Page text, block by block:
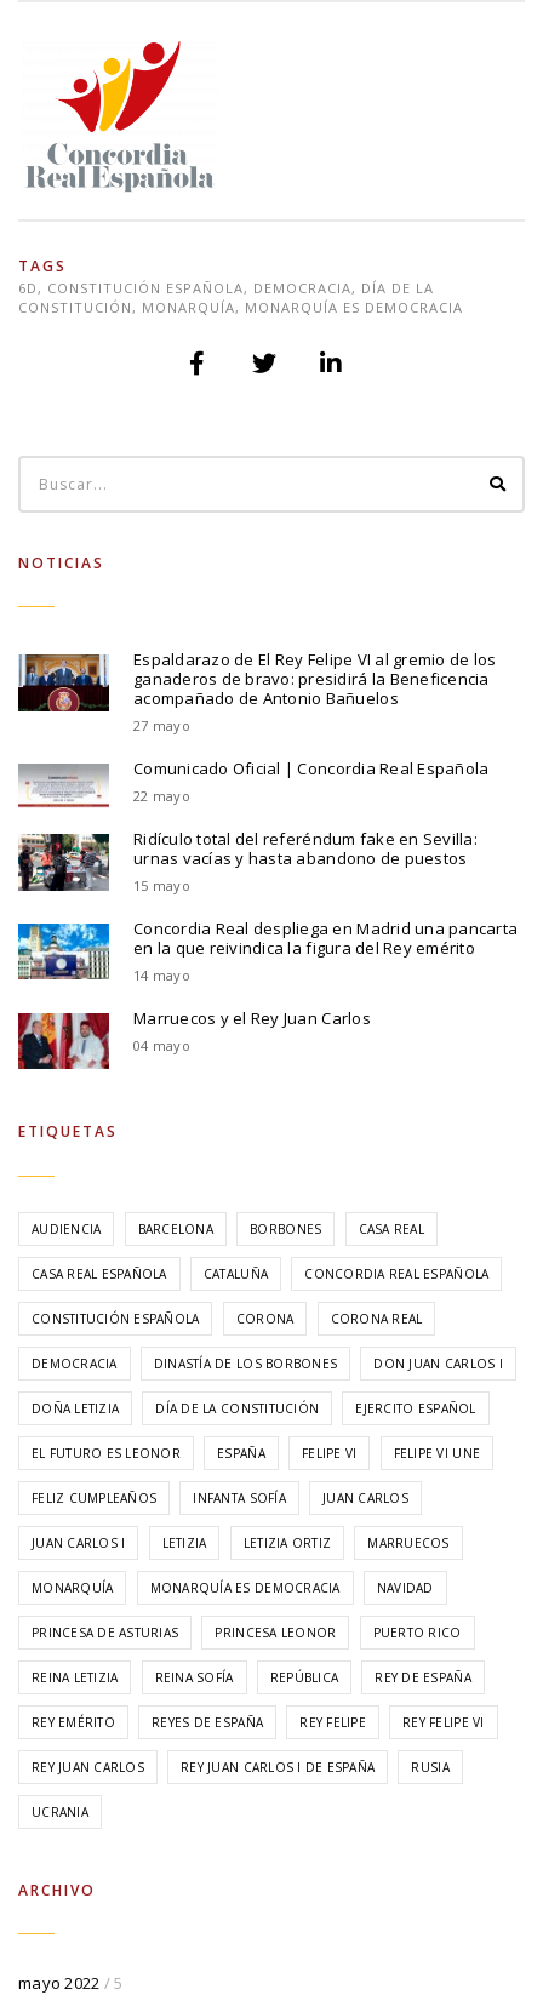
TAGS
6D , CONSTITUCIÓN ESPAÑOLA, DEMOCRACIA, DÍA DE LA
CONSTITUCIÓN , MONARQUÍA, MONARQUÍA ES DEMOCRACIA
NOTICIAS
Espaldarazo de El Rey Felipe VI al gremio de los
ganaderos de bravo: presidirá la Beneficencia
acompañado de Antonio Bañuelos
27 mayo
Comunicado Oficial | Concordia Real Española
22 mayo
Ridículo total del referéndum fake en Sevilla:
urnas vacías y hasta abandono de puestos
15 mayo
Concordia Real despliega en Madrid una pancarta
en la que reivindica la figura del Rey emérito
14 mayo
Marruecos y el Rey Juan Carlos
04 mayo
ETIQUETAS
AUDIENCIA BARCELONA BORBONES CASA REAL
CASA REAL ESPAÑOLA CATALUÑA CONCORDIA REAL ESPAÑOLA
CONSTITUCIÓN ESPAÑOLA CORONA CORONA REAL
DEMOCRACIA DINASTÍA DE LOS BORBONES DON JUAN CARLOS I
DOÑA LETIZIA DÍA DE LA CONSTITUCIÓN EJERCITO ESPAÑOL
EL FUTURO ES LEONOR ESPAÑA FELIPE VI FELIPE VI UNE
FELIZ CUMPLEAÑOS INFANTA SOFÍA JUAN CARLOS
JUAN CARLOS I LETIZIA LETIZIA ORTIZ MARRUECOS
MONARQUÍA MONARQUÍA ES DEMOCRACIA NAVIDAD
PRINCESA DE ASTURIAS PRINCESA LEONOR PUERTO RICO
REINA LETIZIA REINA SOFÍA REPÚBLICA REY DE ESPAÑA
REY EMÉRITO REYES DE ESPAÑA REY FELIPE REY FELIPE VI
REY JUAN CARLOS REY JUAN CARLOS I DE ESPAÑA RUSIA
UCRANIA
ARCHIVO
mayo 2022 / 5